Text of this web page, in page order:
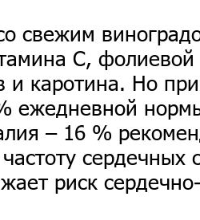
свежим
С, фолиевой
и каротина. Но
ежедневной
– 16 %
сердечных
риск